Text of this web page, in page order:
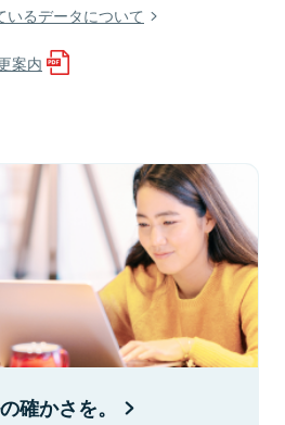
るデータについて
案内
確かさを。